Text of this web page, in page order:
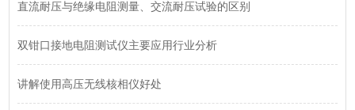
直流耐压与绝缘电阻测量、交流耐压试验的区别
双钳口接地电阻测试仪主要应用行业分析
讲解使用高压无线核相仪好处